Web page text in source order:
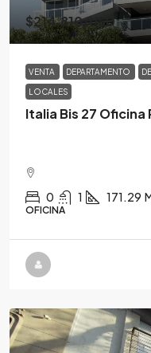
$214,810/USD
VENTA DEPARTAMENTO
LOCALES
Italia Bis 27 Oficina
0 1 171.29
OFICINA